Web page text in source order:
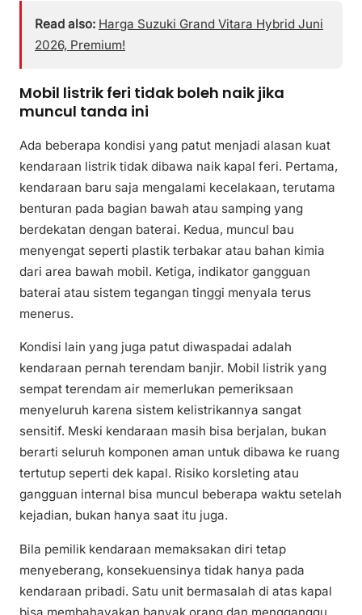
Read also: Harga Suzuki Grand Vitara Hybrid Juni
2026, Premium!
Mobil listrik feri tidak boleh naik jika
muncul tanda ini
Ada beberapa kondisi yang patut menjadi alasan kuat
kendaraan listrik tidak dibawa naik kapal feri. Pertama,
kendaraan baru saja mengalami kecelakaan, terutama
benturan pada bagian bawah atau samping yang
berdekatan dengan baterai. Kedua, muncul bau
menyengat seperti plastik terbakar atau bahan kimia
dari area bawah mobil. Ketiga, indikator gangguan
baterai atau sistem tegangan tinggi menyala terus
menerus.
Kondisi lain yang juga patut diwaspadai adalah
kendaraan pernah terendam banjir. Mobil listrik yang
sempat terendam air memerlukan pemeriksaan
menyeluruh karena sistem kelistrikannya sangat
sensitif. Meski kendaraan masih bisa berjalan, bukan
berarti seluruh komponen aman untuk dibawa ke ruang
tertutup seperti dek kapal. Risiko korsleting atau
gangguan internal bisa muncul beberapa waktu setelah
kejadian, bukan hanya saat itu juga.
Bila pemilik kendaraan memaksakan diri tetap
menyeberang, konsekuensinya tidak hanya pada
kendaraan pribadi. Satu unit bermasalah di atas kapal
bisa membahayakan banyak orang dan mengganggu